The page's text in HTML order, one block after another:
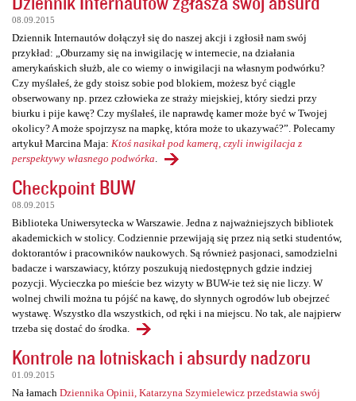
08.09.2015
Dziennik Internautów dołączył się do naszej akcji i zgłosił nam swój
przykład: „Oburzamy się na inwigilację w internecie, na działania
amerykańskich służb, ale co wiemy o inwigilacji na własnym podwórku?
Czy myślałeś, że gdy stoisz sobie pod blokiem, możesz być ciągle
obserwowany np. przez człowieka ze straży miejskiej, który siedzi przy
biurku i pije kawę? Czy myślałeś, ile naprawdę kamer może być w Twojej
okolicy? A może spojrzysz na mapkę, która może to ukazywać?”. Polecamy
artykuł Marcina Maja: Ktoś nasikał pod kamerą, czyli inwigilacja z
perspektywy własnego podwórka
Checkpoint BUW
08.09.2015
Biblioteka Uniwersytecka w Warszawie. Jedna z najważniejszych bibliotek
akademickich w stolicy. Codziennie przewijają się przez nią setki studentów,
doktorantów i pracowników naukowych. Są również pasjonaci, samodzielni
badacze i warszawiacy, którzy poszukują niedostępnych gdzie indziej
pozycji. Wycieczka po mieście bez wizyty w BUW-ie też się nie liczy. W
wolnej chwili można tu pójść na kawę, do słynnych ogrodów lub obejrzeć
wystawę. Wszystko dla wszystkich, od ręki i na miejscu. No tak, ale najpierw
trzeba się dostać do środka.
Kontrole na lotniskach i absurdy nadzoru
01.09.2015
Na łamach Dziennika Opinii, Katarzyna Szymielewicz przedstawia swój